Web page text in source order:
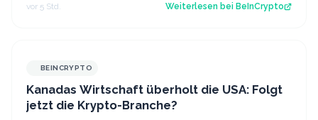
vor 5 Std. Weiterlesen bei BeInCrypto
BEINCRYPTO
Kanadas Wirtschaft überholt die USA: Folgt
jetzt die Krypto-Branche?